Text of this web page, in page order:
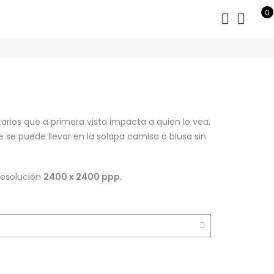
0
que a primera vista impacta a quien lo vea,
puede llevar en la solapa camisa o blusa sin
2400 x 2400 ppp.